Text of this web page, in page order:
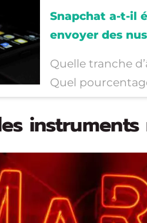
Snapchat a-t-il
envoyer des
Quelle tranche
Quel